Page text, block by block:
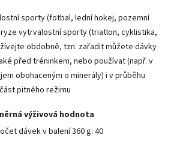
sporty (fotbal, lední hokej, pozemní
vytrvalostní sporty (triatlon, cyklistika,
obdobně, tzn. zařadit můžete dávky
před tréninkem, nebo používat (např. v
obohaceným o minerály) i v průběhu
pitného režimu
výživová hodnota
dávek v balení 360 g: 40